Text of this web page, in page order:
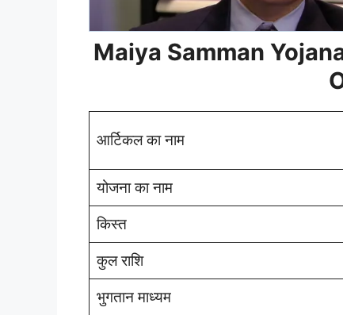
Maiya Samman
आर्टिकल का नाम
योजना का नाम
किस्त
कुल राशि
भुगतान माध्यम